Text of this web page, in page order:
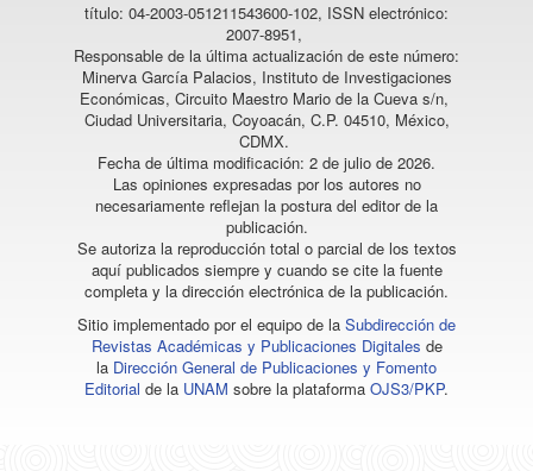
título: 04-2003-051211543600-102, ISSN electrónico:
2007-8951,
Responsable de la última actualización de este número:
Minerva García Palacios, Instituto de Investigaciones
Económicas, Circuito Maestro Mario de la Cueva s/n,
Ciudad Universitaria, Coyoacán, C.P. 04510, México,
CDMX.
Fecha de última modificación: 2 de julio de 2026.
Las opiniones expresadas por los autores no
necesariamente reflejan la postura del editor de la
publicación.
Se autoriza la reproducción total o parcial de los textos
aquí publicados siempre y cuando se cite la fuente
completa y la dirección electrónica de la publicación.
Sitio implementado por el equipo de la Subdirección de
Revistas Académicas y Publicaciones Digitales de
la Dirección General de Publicaciones y Fomento
Editorial de la UNAM sobre la plataforma OJS3/PKP.